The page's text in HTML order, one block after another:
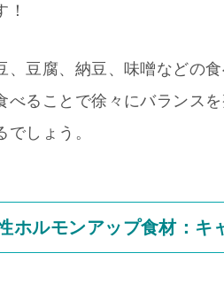
！
、豆腐、納豆、味噌などの
べることで徐々にバランス
でしょう。
ホルモンアップ食材：キ